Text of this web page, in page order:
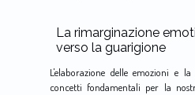
La rimarginazione
verso la guarigione
L'elaborazione delle emozioni e
concetti fondamentali per la